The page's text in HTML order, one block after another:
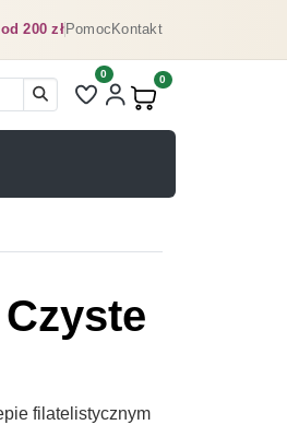
200 złPomocKontakt
Liczba pozycji na liście
0
Produkty w koszyku:
0
filatelistycznym